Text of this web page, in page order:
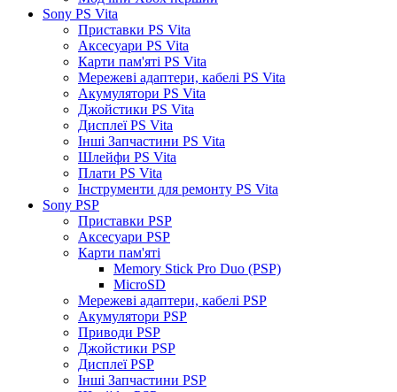
Sony PS Vita
Приставки PS Vita
Аксесуари PS Vita
Карти пам'яті PS Vita
Мережеві адаптери, кабелі PS Vita
Акумулятори PS Vita
Джойстики PS Vita
Дисплеї PS Vita
Інші Запчастини PS Vita
Шлейфи PS Vita
Плати PS Vita
Інструменти для ремонту PS Vita
Sony PSP
Приставки PSP
Аксесуари PSP
Карти пам'яті
Memory Stick Pro Duo (PSP)
MicroSD
Мережеві адаптери, кабелі PSP
Акумулятори PSP
Приводи PSP
Джойстики PSP
Дисплеї PSP
Інші Запчастини PSP